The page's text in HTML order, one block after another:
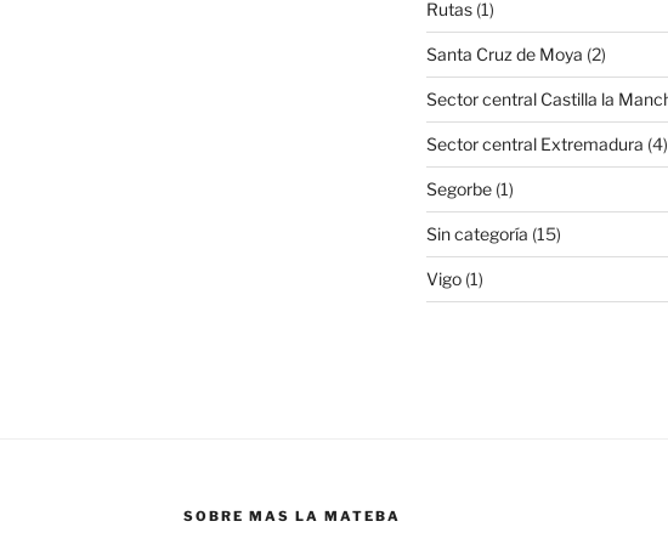
Rutas(1)
Santa Cruz de Moya (2)
Sector central Castilla la
Sector central Extremadura (4)
Segorbe(1)
Sin categoría (15)
Vigo(1)
SOBRE MAS LA MATEBA